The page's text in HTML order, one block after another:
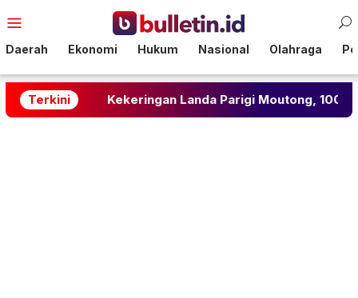
ke
Mobile
Daerah Ekonomi Hukum Nasional Olahraga
Terkini
Kekeringan Landa Parigi Moutong, 100 KK Kesulitan